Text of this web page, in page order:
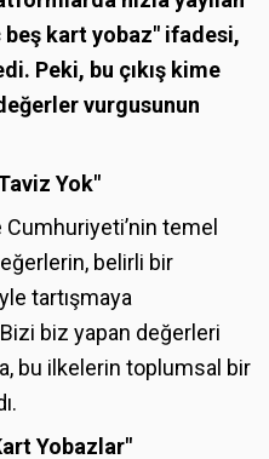
kart yobaz" ifadesi,
Peki, bu çıkış kime
vurgusunun
Yok"
Cumhuriyeti’nin temel
belirli bir
tartışmaya
biz yapan değerleri
bu ilkelerin toplumsal bir
Yobazlar"